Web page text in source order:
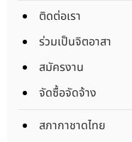
ติดต่อเรา
ร่วมเป็นจิตอาสา
สมัครงาน
จัดซื้อจัดจ้าง
สภากาชาดไทย